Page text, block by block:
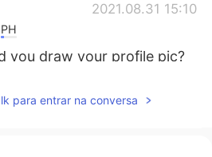
2021.08.31 15:10
PH
you draw your profile pic?
2021.08.31 15:09
para entrar na conversa